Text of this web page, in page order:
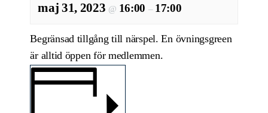
maj 31, 2023 @ 16:00 – 17:00
Begränsad tillgång till närspel. En övningsgreen
är alltid öppen för medlemmen.